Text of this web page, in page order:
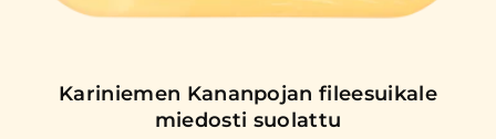
Kariniemen Kananpojan fileesuikale
miedosti suolattu